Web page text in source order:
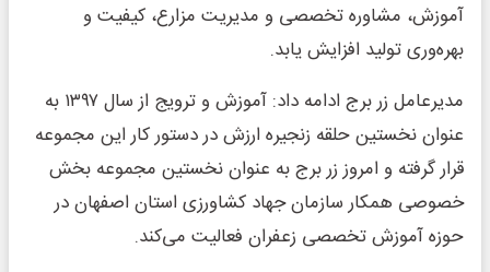
آموزش، مشاوره تخصصی و مدیریت مزارع، کیفیت و
بهره‌وری تولید افزایش یابد.
مدیرعامل زر برج ادامه داد: آموزش و ترویج از سال ۱۳۹۷ به
عنوان نخستین حلقه زنجیره ارزش در دستور کار این مجموعه
قرار گرفته و امروز زر برج به عنوان نخستین مجموعه بخش
خصوصی همکار سازمان جهاد کشاورزی استان اصفهان در
حوزه آموزش تخصصی زعفران فعالیت می‌کند.